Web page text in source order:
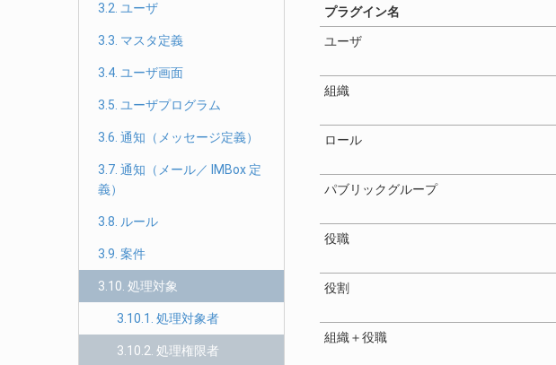
3.2. ユーザ
3.3. マスタ定義
3.4. ユーザ画面
3.5. ユーザプログラム
3.6. 通知（メッセージ定義）
3.7. 通知（メール／ IMBox 定
義）
3.8. ルール
3.9. 案件
3.10. 処理対象
3.10.1. 処理対象者
3.10.2. 処理権限者
プラグイン名
ユーザ
組織
ロール
パブリックグループ
役職
役割
組織＋役職